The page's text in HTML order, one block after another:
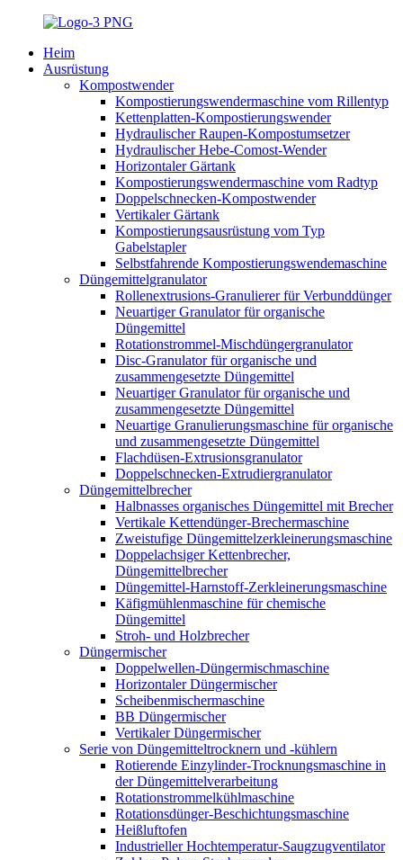
Heim
Ausrüstung
Kompostwender
Kompostierungswendermaschine vom Rillentyp
Kettenplatten-Kompostierungswender
Hydraulischer Raupen-Kompostumsetzer
Hydraulischer Hebe-Comost-Wender
Horizontaler Gärtank
Kompostierungswendermaschine vom Radtyp
Doppelschnecken-Kompostwender
Vertikaler Gärtank
Kompostierungsausrüstung vom Typ
Gabelstapler
Selbstfahrende Kompostierungswendemaschine
Düngemittelgranulator
Rollenextrusions-Granulierer für Verbunddünger
Neuartiger Granulator für organische
Düngemittel
Rotationstrommel-Mischdüngergranulator
Disc-Granulator für organische und
zusammengesetzte Düngemittel
Neuartiger Granulator für organische und
zusammengesetzte Düngemittel
Neuartige Granulierungsmaschine für organische
und zusammengesetzte Düngemittel
Flachdüsen-Extrusionsgranulator
Doppelschnecken-Extrudiergranulator
Düngemittelbrecher
Halbnasses organisches Düngemittel mit Brecher
Vertikale Kettendünger-Brechermaschine
Zweistufige Düngemittelzerkleinerungsmaschine
Doppelachsiger Kettenbrecher,
Düngemittelbrecher
Düngemittel-Harnstoff-Zerkleinerungsmaschine
Käfigmühlenmaschine für chemische
Düngemittel
Stroh- und Holzbrecher
Düngermischer
Doppelwellen-Düngermischmaschine
Horizontaler Düngermischer
Scheibenmischermaschine
BB Düngermischer
Vertikaler Düngermischer
Serie von Düngemitteltrocknern und -kühlern
Rotierende Einzylinder-Trocknungsmaschine in
der Düngemittelverarbeitung
Rotationstrommelkühlmaschine
Rotationsdünger-Beschichtungsmaschine
Heißluftofen
Industrieller Hochtemperatur-Saugzugventilator